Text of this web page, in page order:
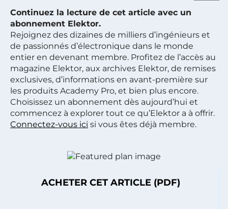
Continuez la lecture de cet article avec un
abonnement Elektor.
Rejoignez des dizaines de milliers d’ingénieurs et
de passionnés d’électronique dans le monde
entier en devenant membre. Profitez de l’accès au
magazine Elektor, aux archives Elektor, de remises
exclusives, d’informations en avant-première sur
les produits Academy Pro, et bien plus encore.
Choisissez un abonnement dès aujourd’hui et
commencez à explorer tout ce qu’Elektor a à offrir.
Connectez-vous ici si vous êtes déjà membre.
ACHETER CET ARTICLE (PDF)